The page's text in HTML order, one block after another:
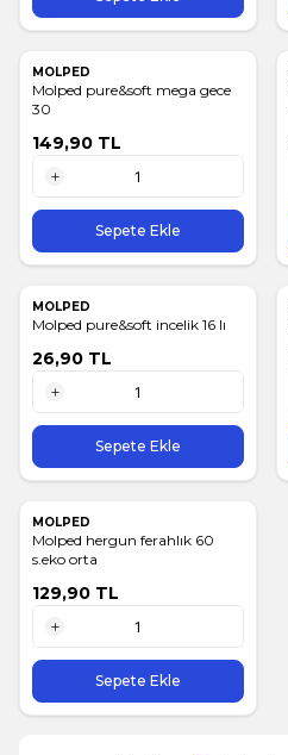
MOLPED
Molped pure&soft mega gece
30
149,90 TL
1 Adet
Sepete Ekle
MOLPED
Molped pure&soft incelik 16 lı
26,90 TL
1 Adet
Sepete Ekle
MOLPED
Molped hergun ferahlık 60
s.eko orta
129,90 TL
1 Adet
Sepete Ekle